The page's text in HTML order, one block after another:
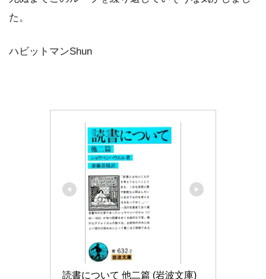
た。
ハビットマンShun
読書について 他二篇 (岩波文庫)